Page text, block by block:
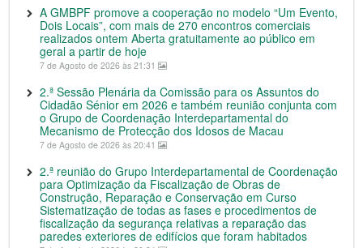
A GMBPF promove a cooperação no modelo “Um Evento,
Dois Locais”, com mais de 270 encontros comerciais
realizados ontem Aberta gratuitamente ao público em
geral a partir de hoje
7 de Agosto de 2026 às 21:31
2.ª Sessão Plenária da Comissão para os Assuntos do
Cidadão Sénior em 2026 e também reunião conjunta com
o Grupo de Coordenação Interdepartamental do
Mecanismo de Protecção dos Idosos de Macau
7 de Agosto de 2026 às 20:41
2.ª reunião do Grupo Interdepartamental de Coordenação
para Optimização da Fiscalização de Obras de
Construção, Reparação e Conservação em Curso
Sistematização de todas as fases e procedimentos de
fiscalização da segurança relativas a reparação das
paredes exteriores de edifícios que foram habitados